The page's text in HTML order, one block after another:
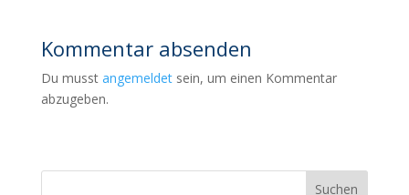
Kommentar absenden
Du musst angemeldetsein, um einen Kommentar
abzugeben.